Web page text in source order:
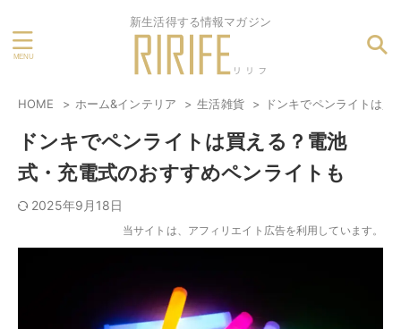
新生活得する情報マガジン
HOME ホーム&インテリア 生活雑貨 ドンキでペンライトは
ドンキでペンライトは買える？電池
式・充電式のおすすめペンライトも
2025年9月18日
当サイトは、アフィリエイト広告を利用しています。